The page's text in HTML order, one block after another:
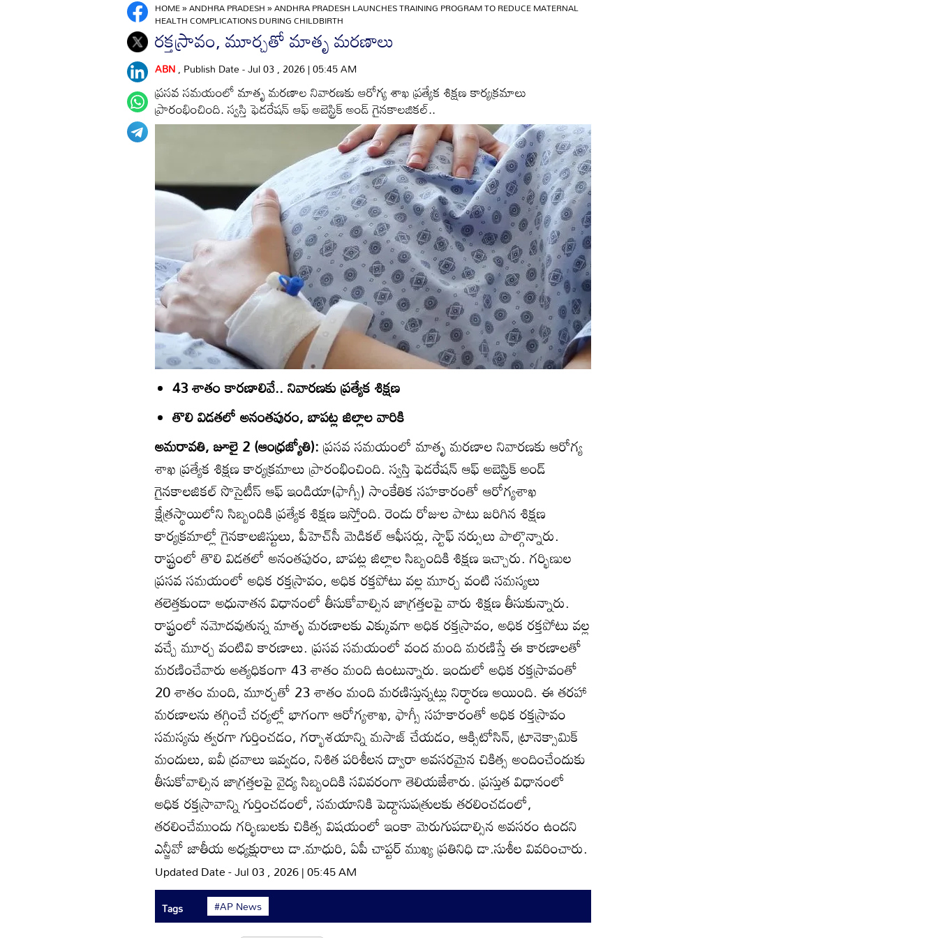
HOME»ANDHRA PRADESH»ANDHRA PRADESH LAUNCHES TRAINING PROGRAM TO REDUCE MATERNAL
HEALTH COMPLICATIONS DURING CHILDBIRTH
రక్తస్రావం, మూర్చతో మాతృ మరణాలు
ABN, Publish Date - Jul 03 , 2026 | 05:45 AM
ప్రసవ సమయంలో మాతృ మరణాల నివారణకు ఆరోగ్య శాఖ ప్రత్యేక శిక్షణ కార్యక్రమాలు
ప్రారంభించింది. స్వస్తి ఫెడరేషన్‌ ఆఫ్‌ అబెస్ట్రిక్‌ అండ్‌ గైనకాలజికల్‌..
43 శాతం కారణాలివే.. నివారణకు ప్రత్యేక శిక్షణ
తొలి విడతలో అనంతపురం, బాపట్ల జిల్లాల వారికి
అమరావతి, జూలై 2 (ఆంధ్రజ్యోతి):ప్రసవ సమయంలో మాతృ మరణాల నివారణకు ఆరోగ్య
శాఖ ప్రత్యేక శిక్షణ కార్యక్రమాలు ప్రారంభించింది. స్వస్తి ఫెడరేషన్‌ ఆఫ్‌ అబెస్ట్రిక్‌ అండ్‌
గైనకాలజికల్‌ సొసైటీస్‌ ఆఫ్‌ ఇండియా(ఫాగ్సీ) సాంకేతిక సహకారంతో ఆరోగ్యశాఖ
క్షేత్రస్థాయిలోని సిబ్బందికి ప్రత్యేక శిక్షణ ఇస్తోంది. రెండు రోజుల పాటు జరిగిన శిక్షణ
కార్యక్రమాల్లో గైనకాలజిస్టులు, పీహెచ్‌సీ మెడికల్‌ ఆఫీసర్లు, స్టాఫ్‌ నర్సులు పాల్గొన్నారు.
రాష్ట్రంలో తొలి విడతలో అనంతపురం, బాపట్ల జిల్లాల సిబ్బందికి శిక్షణ ఇచ్చారు. గర్భిణుల
ప్రసవ సమయంలో అధిక రక్తస్రావం, అధిక రక్తపోటు వల్ల మూర్చ వంటి సమస్యలు
తలెత్తకుండా అధునాతన విధానంలో తీసుకోవాల్సిన జాగ్రత్తలపై వారు శిక్షణ తీసుకున్నారు.
రాష్ట్రంలో నమోదవుతున్న మాతృ మరణాలకు ఎక్కువగా అధిక రక్తస్రావం, అధిక రక్తపోటు వల్ల
వచ్చే మూర్చ వంటివి కారణాలు. ప్రసవ సమయంలో వంద మంది మరణిస్తే ఈ కారణాలతో
మరణించేవారు అత్యధికంగా 43 శాతం మంది ఉంటున్నారు. ఇందులో అధిక రక్తస్రావంతో
20 శాతం మంది, మూర్చతో 23 శాతం మంది మరణిస్తున్నట్లు నిర్ధారణ అయింది. ఈ తరహా
మరణాలను తగ్గించే చర్యల్లో భాగంగా ఆరోగ్యశాఖ, ఫాగ్సీ సహకారంతో అధిక రక్తస్రావం
సమస్యను త్వరగా గుర్తించడం, గర్భాశయాన్ని మసాజ్‌ చేయడం, ఆక్సిటోసిన్‌, ట్రానెక్సామిక్‌
మందులు, ఐవీ ద్రవాలు ఇవ్వడం, నిశిత పరిశీలన ద్వారా అవసరమైన చికిత్స అందించేందుకు
తీసుకోవాల్సిన జాగ్రత్తలపై వైద్య సిబ్బందికి సవివరంగా తెలియజేశారు. ప్రస్తుత విధానంలో
అధిక రక్తస్రావాన్ని గుర్తించడంలో, సమయానికి పెద్దాసుపత్రులకు తరలించడంలో,
తరలించేముందు గర్భిణులకు చికిత్స విషయంలో ఇంకా మెరుగుపడాల్సిన అవసరం ఉందని
ఎన్జీవో జాతీయ అధ్యక్షురాలు డా.మాధురి, ఏపీ చాప్టర్‌ ముఖ్య ప్రతినిధి డా.సుశీల వివరించారు.
Updated Date - Jul 03 , 2026 | 05:45 AM
Tags #AP News